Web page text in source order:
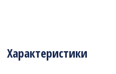
Характеристики